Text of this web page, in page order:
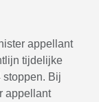
appellant
tijdelijke
stoppen. Bij
appellant